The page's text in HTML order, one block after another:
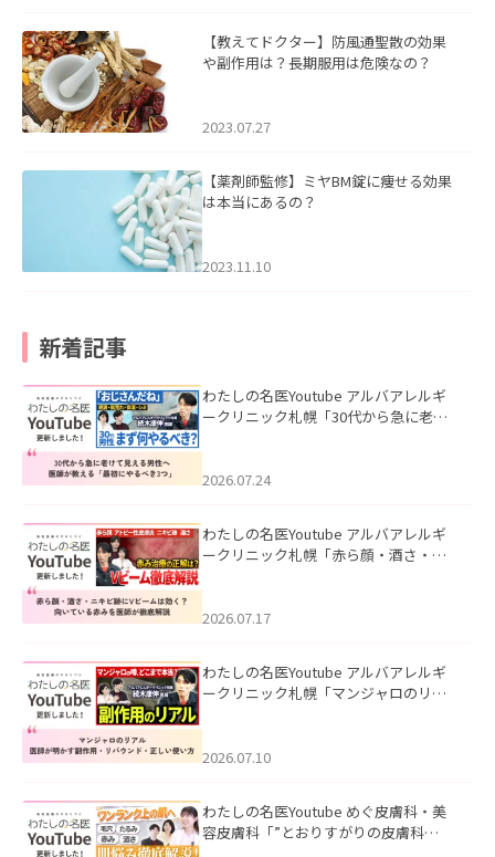
【教えてドクター】防風通聖散の効果
や副作用は？長期服用は危険なの？
2023.07.27
【薬剤師監修】ミヤBM錠に痩せる効果
は本当にあるの？
2023.11.10
新着記事
わたしの名医Youtube アルバアレルギ
ークリニック札幌「30代から急に老け
た。
2026.07.24
わたしの名医Youtube アルバアレルギ
ークリニック札幌「赤ら顔・酒さ・ニ
した。
2026.07.17
わたしの名医Youtube アルバアレルギ
ークリニック札幌「マンジャロのリア
た。
2026.07.10
わたしの名医Youtube めぐ皮膚科・美
容皮膚科「”とおりすがりの皮膚科